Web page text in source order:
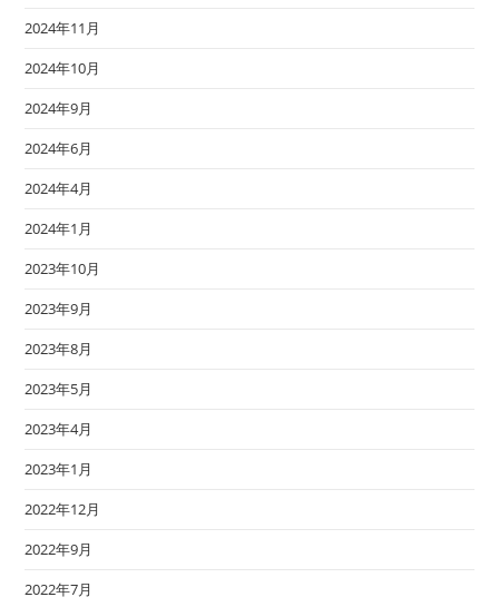
2024年11月
2024年10月
2024年9月
2024年6月
2024年4月
2024年1月
2023年10月
2023年9月
2023年8月
2023年5月
2023年4月
2023年1月
2022年12月
2022年9月
2022年7月